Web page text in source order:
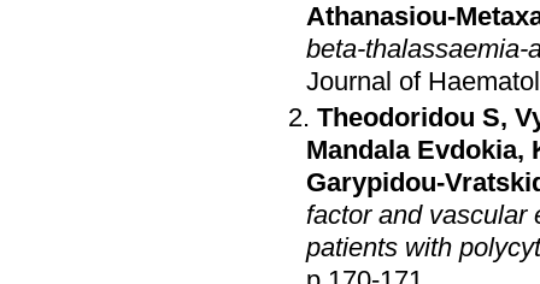
Athanasiou-
beta-thalassaemia-
Journal of
Theodoridou S,
Mandala Evdokia,
Garypidou-
factor and vascular
patients with